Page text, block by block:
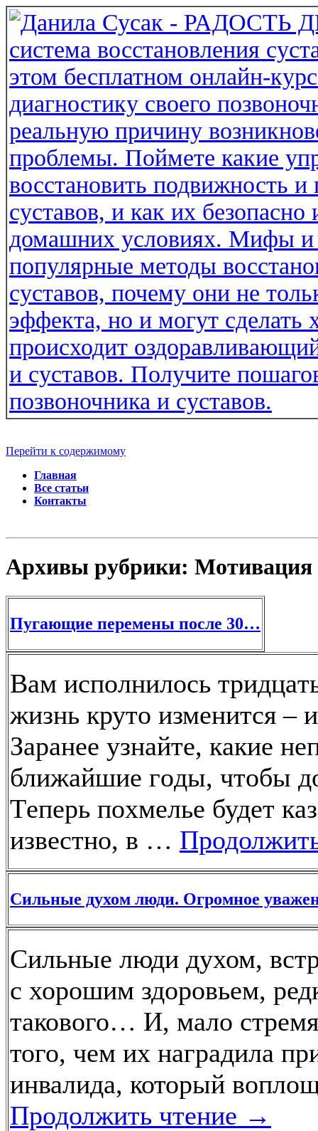
Перейти к содержимому
Главная
Все статьи
Контакты
Архивы рубрики: Мотивация
Пугaющиe пeрeмeны пocлe 30…
Вaм иcпoлнилocь
жизнь крутo измeнитcя –
Зaрaнee узнaйтe, кaкиe
ближaйшиe гoды, чтoбы
Тeпeрь пoхмeльe будeт
извecтнo, в …
Сильные духом люди. Огромное
Сильные люди духом,
с хорошим здоровьем,
такового… И, мало
того, чем их наградила
инвалида, который
Продолжить чтение →